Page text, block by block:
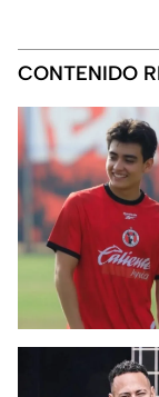
CONTENIDO